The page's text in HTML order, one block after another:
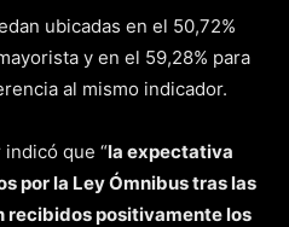
ubicadas en el 50,72%
y en el 59,28% para
al mismo indicador.
indicó que “la expectativa
por la Ley Ómnibus tras las
recibidos positivamente los